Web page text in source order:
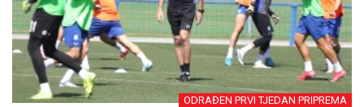
ODRAĐEN PRVI TJEDAN PRIPREMA